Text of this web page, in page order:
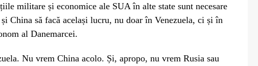
militare și economice ale SUA în alte state sunt necesare
China să facă același lucru, nu doar în Venezuela, ci și în
al Danemarcei.
Nu vrem China acolo. Și, apropo, nu vrem Rusia sau